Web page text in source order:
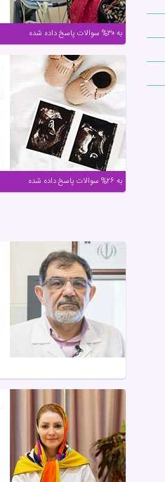
به ۳۰% سوالات پاسخ داده شده
به ۲۶% سوالات پاسخ داده شده